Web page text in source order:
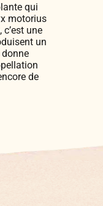
qui
motorius
une
un
de